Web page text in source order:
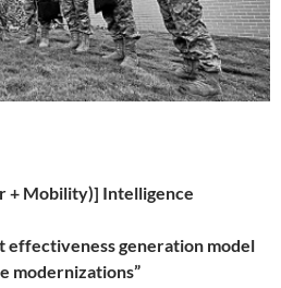
+ Mobility)] Intelligence
effectiveness generation model
modernizations”